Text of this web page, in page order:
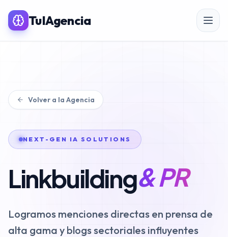
TuIAgencia
SERVICIOS PREMIUM IA
SEO
Posicionamiento SEO
SEO para eCommerce
Linkbuilding & PR
SEO Local
Auditoría SEO
Volver a la Agencia
NEXT-GEN IA SOLUTIONS
Linkbuilding& PR
Logramos menciones directas en prensa de
alta gama y blogs sectoriales influyentes